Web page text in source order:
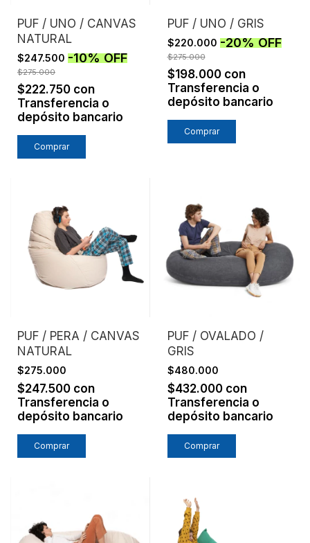
PUF / UNO / CANVAS
NATURAL
$247.500 -10%OFF
$275.000
$222.750 con
Transferencia o
depósito bancario
PUF / UNO / GRIS
$220.000 -20%OFF
$275.000
$198.000 con
Transferencia o
depósito bancario
PUF / PERA / CANVAS
NATURAL
$275.000
$247.500 con
Transferencia o
depósito bancario
PUF / OVALADO /
GRIS
$480.000
$432.000 con
Transferencia o
depósito bancario